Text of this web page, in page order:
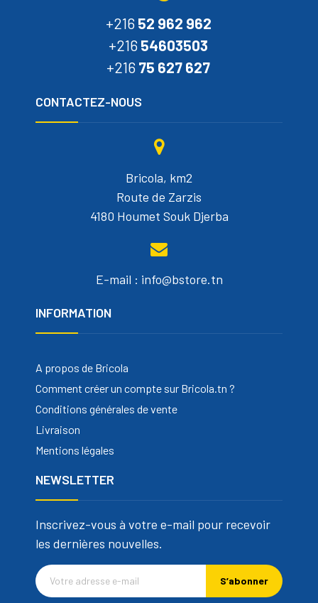
+216 52 962 962
+216 54603503
+216 75 627 627
CONTACTEZ-NOUS
Bricola, km2
Route de Zarzis
4180 Houmet Souk Djerba
E-mail : info@bstore.tn
INFORMATION
A propos de Bricola
Comment créer un compte sur Bricola.tn ?
Conditions générales de vente
Livraison
Mentions légales
NEWSLETTER
Inscrivez-vous à votre e-mail pour recevoir
les dernières nouvelles.
S’abonner